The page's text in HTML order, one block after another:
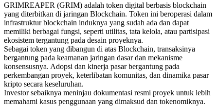
USDC Berjangka
Kontrak berjangka menggunakan USDC sebagai jaminannya
GRIMREAPER (GRIM) adalah token digital berbasis blockchain
yang diterbitkan di jaringan Blockchain. Token ini beroperasi dalam
infrastruktur blockchain induknya yang sudah ada dan dapat
memiliki berbagai fungsi, seperti utilitas, tata kelola, atau partisipasi
ekosistem tergantung pada desain proyeknya.
Sebagai token yang dibangun di atas Blockchain, transaksinya
bergantung pada keamanan jaringan dasar dan mekanisme
konsensusnya. Adopsi dan kinerja pasar bergantung pada
perkembangan proyek, keterlibatan komunitas, dan dinamika pasar
kripto secara keseluruhan.
Investor sebaiknya meninjau dokumentasi resmi proyek untuk lebih
memahami kasus penggunaan yang dimaksud dan tokenomiknya.